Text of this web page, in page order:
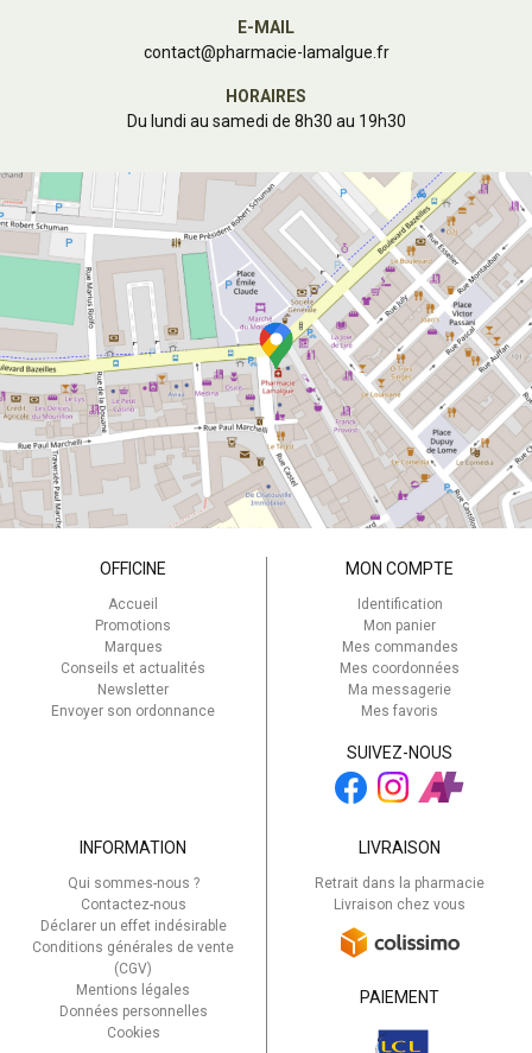
E-MAIL
contact@pharmacie-lamalgue.fr
HORAIRES
Du lundi au samedi de 8h30 au 19h30
OFFICINE
Accueil
Promotions
Marques
Conseils et actualités
Newsletter
Envoyer son ordonnance
MON COMPTE
Identification
Mon panier
Mes commandes
Mes coordonnées
Ma messagerie
Mes favoris
SUIVEZ-NOUS
INFORMATION
Qui sommes-nous ?
Contactez-nous
Déclarer un effet indésirable
Conditions générales de vente
(CGV)
Mentions légales
Données personnelles
Cookies
LIVRAISON
Retrait dans la pharmacie
Livraison chez vous
PAIEMENT